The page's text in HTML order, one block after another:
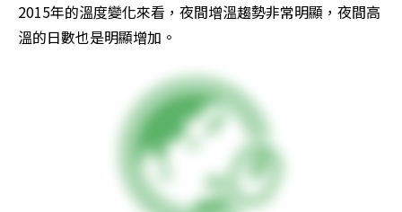
2015年的溫度變化來看，夜間增溫趨勢非常明顯，夜間高
溫的日數也是明顯增加。